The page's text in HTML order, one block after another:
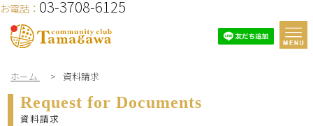
お電話： 03-3708-6125
ホーム > 資料請求
Request for Documents
資料請求